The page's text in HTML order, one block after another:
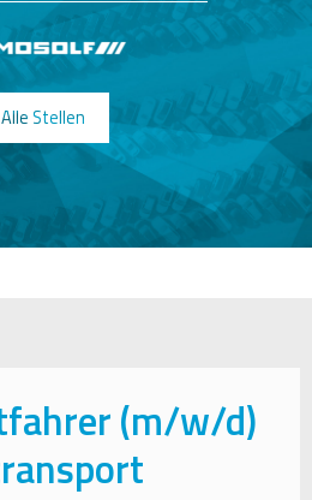
Alle Stellen
(m/w/d)